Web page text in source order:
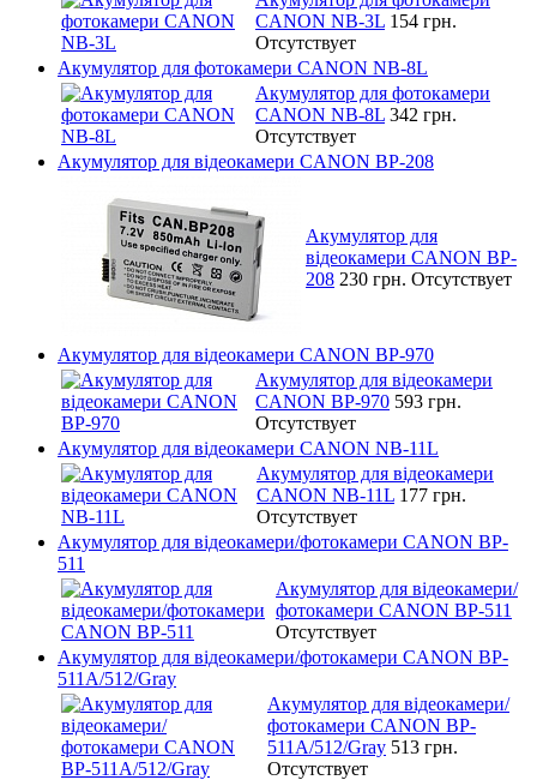
CANON NB-3L 154 грн.
Отсутствует
Акумулятор для фотокамери CANON NB-8L
Акумулятор для фотокамери
CANON NB-8L 342 грн.
Отсутствует
Акумулятор для відеокамери CANON BP-208
Акумулятор для
відеокамери CANON BP-
208 230 грн. Отсутствует
Акумулятор для відеокамери CANON BP-970
Акумулятор для відеокамери
CANON BP-970 593 грн.
Отсутствует
Акумулятор для відеокамери CANON NB-11L
Акумулятор для відеокамери
CANON NB-11L 177 грн.
Отсутствует
Акумулятор для відеокамери/фотокамери CANON BP-
511
Акумулятор для відеокамери/
фотокамери CANON BP-511
Отсутствует
Акумулятор для відеокамери/фотокамери CANON BP-
511A/512/Gray
Акумулятор для відеокамери/
фотокамери CANON BP-
511A/512/Gray 513 грн.
Отсутствует